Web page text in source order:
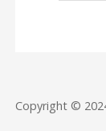
Copyright ©